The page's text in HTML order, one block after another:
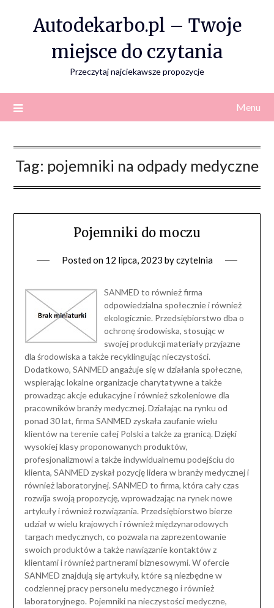
Autodekarbo.pl – Twoje
miejsce do czytania
Przeczytaj najciekawsze propozycje
Menu
Tag: pojemniki na odpady medyczne
Pojemniki do moczu
Posted on 12 lipca, 2023 byczytelnia
SANMED to również firma
odpowiedzialna społecznie i również
ekologicznie. Przedsiębiorstwo dba o
ochronę środowiska, stosując w
swojej produkcji materiały przyjazne
dla środowiska a także recyklingując nieczystości.
Dodatkowo, SANMED angażuje się w działania społeczne,
wspierając lokalne organizacje charytatywne a także
prowadząc akcje edukacyjne i również szkoleniowe dla
pracowników branży medycznej. Działając na rynku od
ponad 30 lat, firma SANMED zyskała zaufanie wielu
klientów na terenie całej Polski a także za granicą. Dzięki
wysokiej klasy proponowanych produktów,
profesjonalizmowi a także indywidualnemu podejściu do
klienta, SANMED zyskał pozycję lidera w branży medycznej i
również laboratoryjnej. SANMED to firma, która cały czas
rozwija swoją propozycję, wprowadzając na rynek nowe
artykuły i również rozwiązania. Przedsiębiorstwo bierze
udział w wielu krajowych i również międzynarodowych
targach medycznych, co pozwala na zaprezentowanie
swoich produktów a także nawiązanie kontaktów z
klientami i również partnerami biznesowymi. W ofercie
SANMED znajdują się artykuły, które są niezbędne w
codziennej pracy personelu medycznego i również
laboratoryjnego. Pojemniki na nieczystości medyczne,